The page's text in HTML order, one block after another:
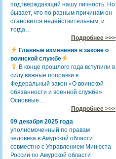
подтверждающий нашу личность. Но
бывает, что по разным причинам он
становится недействительным, и
тогда…
Подробнее >>>
Главные изменения в законе о
воинской службе
В конце прошлого года вступили в
силу важные поправки в
Федеральный закон «О воинской
обязанности и военной службе».
Основные…
Подробнее >>>
09 декабря 2025 года
уполномоченный по правам
человека в Амурской области
совместно с Управлением Минюста
России по Амурской области